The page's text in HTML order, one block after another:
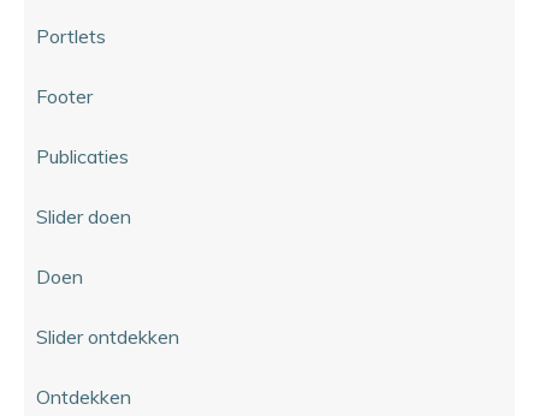
Portlets
Footer
Publicaties
Slider doen
Doen
Slider ontdekken
Ontdekken